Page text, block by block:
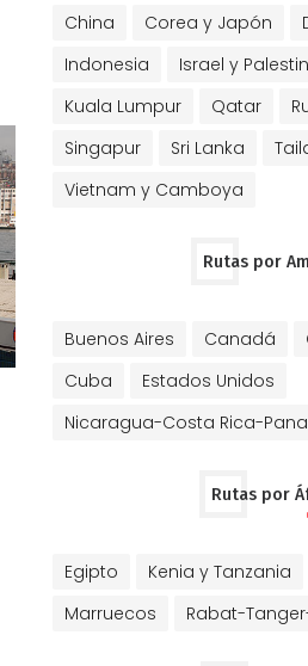
China Corea y Japón
Indonesia
Israel y
Kuala Lumpur
Qatar
Singapur
Sri Lanka
Vietnam y Camboya
Rutas por
Buenos Aires Canadá
Cuba
Estados Unidos
Nicaragua-Costa Rica-
Rutas por
Egipto Kenia y Tanzania
Marruecos
Rabat-